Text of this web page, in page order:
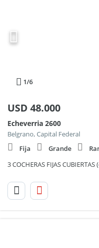
1/6
USD 48.000
Echeverria 2600
Belgrano, Capital Federal
Fija
Grande
3 COCHERAS FIJAS